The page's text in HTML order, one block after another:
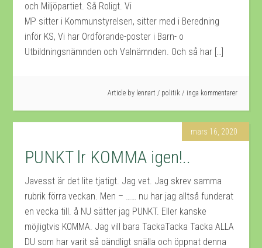
och Miljöpartiet. Så Roligt. Vi
MP sitter i Kommunstyrelsen, sitter med i Beredning
inför KS, Vi har Ordförande-poster i Barn- o
Utbildningsnämnden och Valnämnden. Och så har […]
Article by lennart / politik inga kommentarer
mars 16, 2020
PUNKT lr KOMMA igen!..
Javesst är det lite tjatigt. Jag vet. Jag skrev samma
rubrik förra veckan. Men – …… nu har jag alltså funderat
en vecka till. å NU sätter jag PUNKT. Eller kanske
möjligtvis KOMMA. Jag vill bara TackaTacka Tacka ALLA
DU som har varit så oändligt snälla och öppnat denna